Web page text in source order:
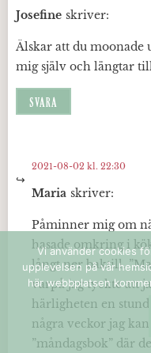
Josefine skriver:
Älskar att du moonade
mig själv och längtar
SVARA
Maria skriver:
2021-08-02 kl. 22:30
Påminner mig om
hasade omkring i
långt ner baktill.
varpå jag tyckte att
härligheten en
några veckor jag
”måndagsbok” där
Vi använder cookies
upplevelsen på vår
här webbplatsen